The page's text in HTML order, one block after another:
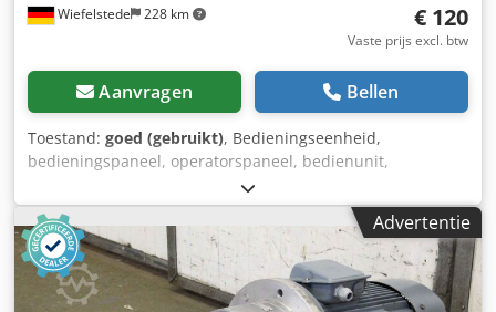
Wiefelstede 228 km € 120
Vaste prijs excl. btw
Aanvragen Bellen
Toestand: goed (gebruikt), Bedieningseenheid,
bedieningspaneel, operatorspaneel, bedienunit,
toetsenbord, scherm, besturing, handterminal,
bedieningselement Dsdpfx Aegypu Doi Njkr - Fabrikant:
Cyclus Battenfeld, bedieningselement uit spuitgietmachine
BA-T2400 / BA 600 CDC / A5002 Type: MDE-BDE - Aantal: 3
bedieningsdelen beschikbaar - Prijs: per stuk -
Afmetingen: 290/50/190 mm - Gewicht: 0,8 kg/stuk.
Advertentie